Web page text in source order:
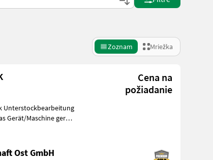
Zoznam Mriežka
Cena na
požiadanie
Gerät/Maschine gerne
Ost GmbH